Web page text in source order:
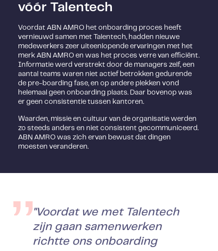
vóór Talentech
Voordat ABN AMRO het onboarding proces heeft
vernieuwd samen met Talentech, hadden nieuwe
medewerkers zeer uiteenlopende ervaringen met het
merk ABN AMRO en was het proces verre van efficiënt.
Informatie werd verstrekt door de managers zelf, een
aantal teams waren niet actief betrokken gedurende
de pre-boarding fase, en op andere plekken vond
helemaal geen onboarding plaats. Daar bovenop was
er geen consistentie tussen kantoren.
Waarden, missie en cultuur van de organisatie werden
zo steeds anders en niet consistent gecommuniceerd.
ABN AMRO was zich ervan bewust dat dingen
moesten veranderen.
"Voordat we met Talentech
zijn gaan samenwerken
richtte ons onboarding